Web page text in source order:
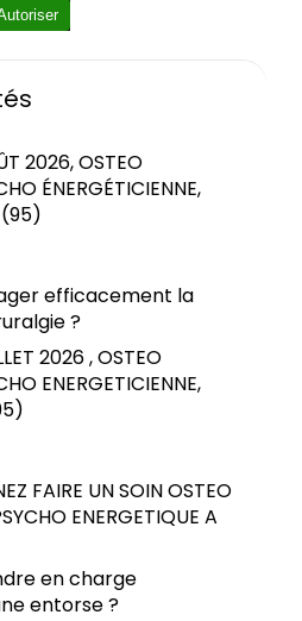
2026, OSTEO
ÉNERGÉTICIENNE,
(95)
efficacement la
?
2026 , OSTEO
ENERGETICIENNE,
FAIRE UN SOIN OSTEO
ENERGETIQUE A
en charge
entorse ?